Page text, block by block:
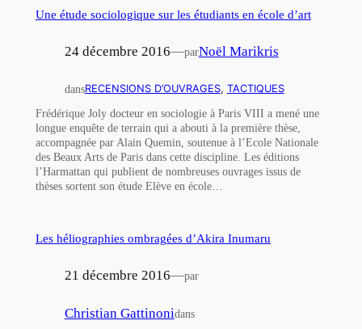
Une étude sociologique sur les étudiants en école d’art
24 décembre 2016—parNoël Marikris
dansRECENSIONS D’OUVRAGES, TACTIQUES
Frédérique Joly docteur en sociologie à Paris VIII a mené une
longue enquête de terrain qui a abouti à la première thèse,
accompagnée par Alain Quemin, soutenue à l’Ecole Nationale
des Beaux Arts de Paris dans cette discipline. Les éditions
l’Harmattan qui publient de nombreuses ouvrages issus de
thèses sortent son étude Elève en école…
Les héliographies ombragées d’Akira Inumaru
21 décembre 2016—par
Christian Gattinonidans